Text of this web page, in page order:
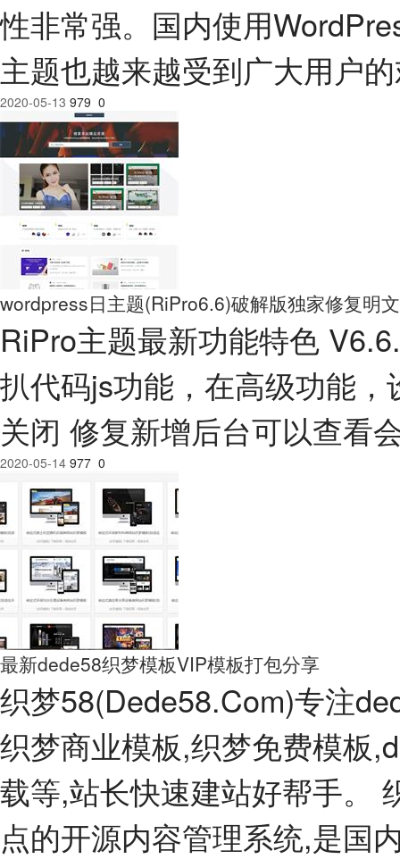
性非常强。国内使用
主题也越来越受到广大用户
2020-05-13 979 0
wordpress日主题(RiPro6.6)破解版独家修复明
RiPro主题最新功能特色
扒代码js功能，在高级功能
关闭 修复新增后台可以查看
2020-05-14 977 0
最新dede58织梦模板VIP模板打包分享
织梦58(Dede58.Com)专注
织梦商业模板,织梦免费模板
载等,站长快速建站好帮手。
点的开源内容管理系统,是国